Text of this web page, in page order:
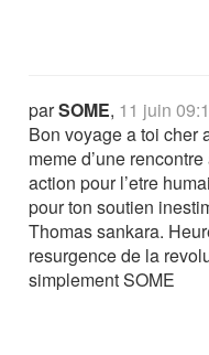
parSOME, 11 juin
Bon voyage a toi cher
meme d’une
action pour l’etre
pour ton soutien
Thomas sankara.
resurgence de la
simplement SOME